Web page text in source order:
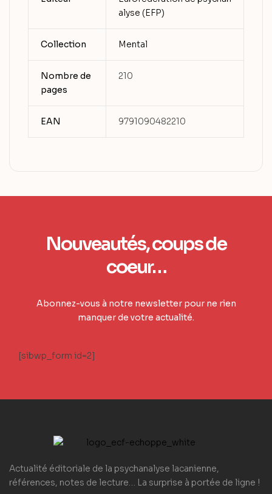
alyse (EFP)
Collection Mental
Nombre de
pages
210
EAN 9791090482210
Nouveautés, coups de
coeur…
Abonnez-vous à notre newsletter pour ne rien
manquer de votre actualité.
[sibwp_form id=2]
Actualité éditoriale de la psychanalyse lacanienne,
références, notes de lecture… La surprise à portée de ligne !